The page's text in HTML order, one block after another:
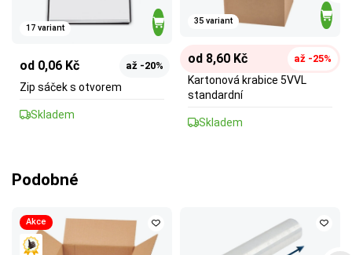
17 variant
od 0,06 Kč až -20%
Zip sáček s otvorem
Skladem
35 variant
od 8,60 Kč až -25%
Kartonová krabice 5VVL
standardní
Skladem
Podobné
Akce